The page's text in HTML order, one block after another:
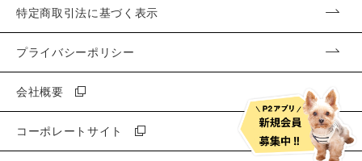
特定商取引法に基づく表示
プライバシーポリシー
会社概要
コーポレートサイト